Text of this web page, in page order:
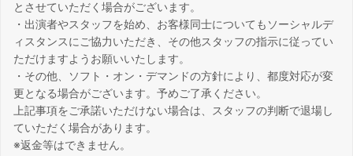
とさせていただく場合がございます。
・出演者やスタッフを始め、お客様同士についてもソーシャルデ
ィスタンスにご協力いただき、その他スタッフの指示に従ってい
ただけますようお願いいたします。
・その他、ソフト・オン・デマンドの方針により、都度対応が変
更となる場合がございます。予めご了承ください。
上記事項をご承諾いただけない場合は、スタッフの判断で退場し
ていただく場合があります。
※返金等はできません。